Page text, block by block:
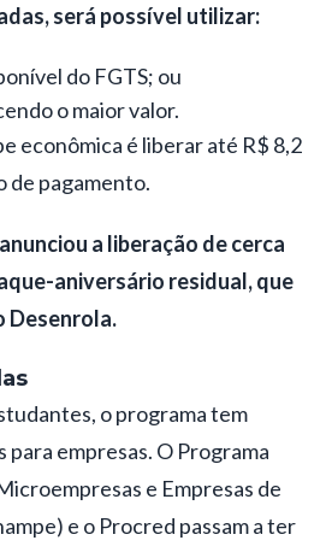
será possível utilizar:
do FGTS; ou
o maior valor.
econômica é liberar até R$ 8,2
de pagamento.
a liberação de cerca
aniversário residual, que
Desenrola.
o programa tem
para empresas. O Programa
e Empresas de
e o Procred passam a ter